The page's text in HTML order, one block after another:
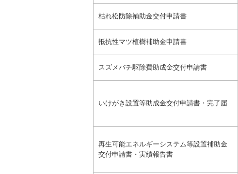
枯れ松防除補助金交付申請書
抵抗性マツ植樹補助金申請書
スズメバチ駆除費助成金交付申請書
いけがき設置等助成金交付申請書・完了届
再生可能エネルギーシステム等設置補助金
交付申請書・実績報告書